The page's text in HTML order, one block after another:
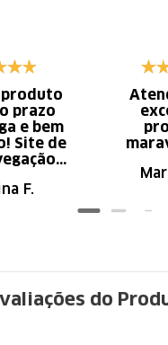
produto
prazo
e bem
Site de
F.
do